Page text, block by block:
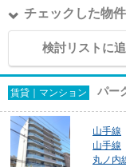
チェックした物
検討リストに
賃貸｜マンション パー
山手線
山手線
丸ノ内